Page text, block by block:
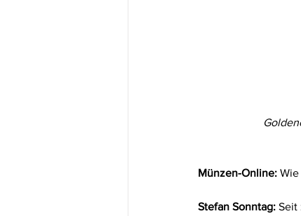
Münzen-Online: Wie
Stefan Sonntag: Seit